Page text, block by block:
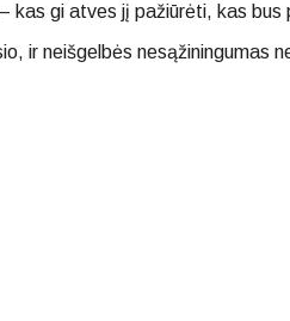
kas gi atves jį pažiūrėti, kas bus
ir neišgelbės nesąžiningumas